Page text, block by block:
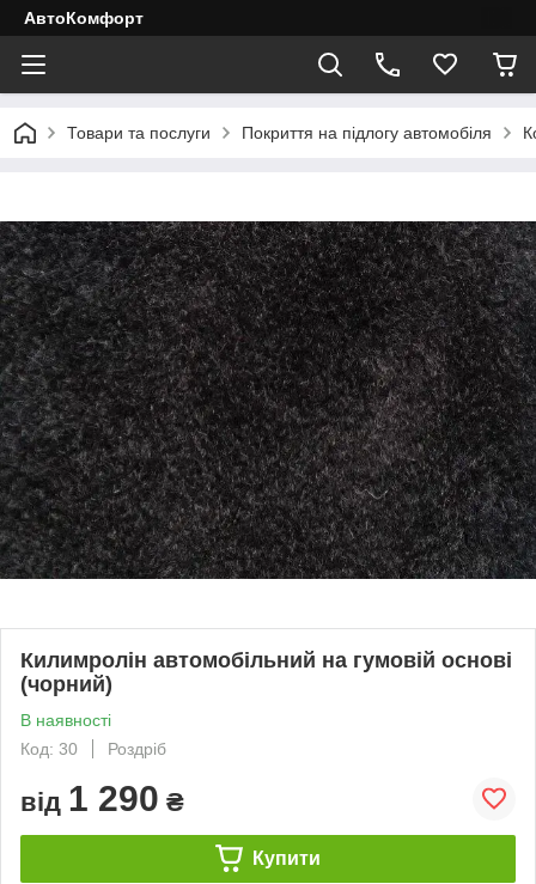
АвтоКомфорт
Товари та послуги Покриття на підлогу автомобіля
Килимролін автомобільний на гумовій основі
(чорний)
В наявності
Код: 30
Роздріб
від 1 290 ₴
Купити